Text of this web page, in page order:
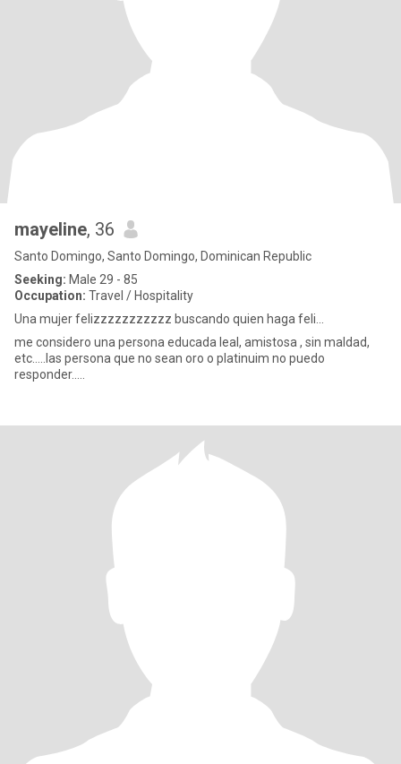
mayeline, 36
Santo Domingo, Santo Domingo, Dominican Republic
Seeking: Male 29 - 85
Occupation: Travel / Hospitality
Una mujer felizzzzzzzzzzz buscando quien haga feli...
me considero una persona educada leal, amistosa , sin maldad,
etc.....las persona que no sean oro o platinuim no puedo
responder.....